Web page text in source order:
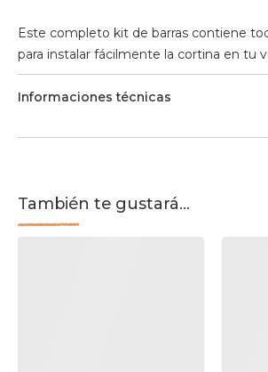
Este completo kit de barras contiene
para instalar fácilmente la cortina en tu
Informaciones técnicas
También te gustará...